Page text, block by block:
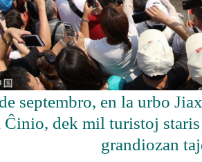
septembro, en la urbo
Ĉinio, dek mil turistoj
grandiozan